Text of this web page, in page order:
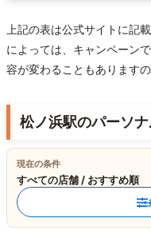
上記の表は公式サイトに記
によっては、キャンペーン
容が変わることもあります
松ノ浜駅のパーソ
現在の条件
すべての店舗 / おすすめ順